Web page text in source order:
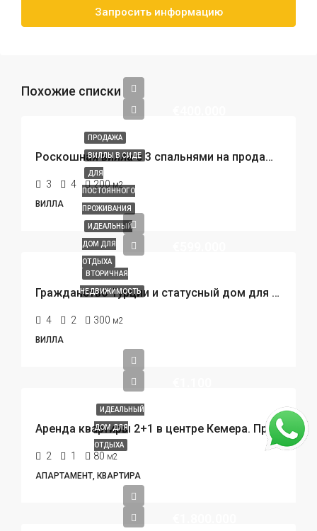
Запросить информацию
Похожие списки
ПРОДАЖА
ВИЛЛЫ В СИДЕ
ДЛЯ
ПОСТОЯННОГО
ПРОЖИВАНИЯ
ИДЕАЛЬНЫЙ
ДОМ ДЛЯ
ОТДЫХА
Роскошная вилла с 3 спальнями на продажу в Сиде — частный бассейн и вид на Таврские горы
3 4 200 м2
ВИЛЛА
ВТОРИЧНАЯ
НЕДВИЖИМОСТЬ Гражданство Турции и статусный дом для семьи всего в 800 метрах от пляжа. Редкое предложение.
4 2 300 м2
ВИЛЛА
ИДЕАЛЬНЫЙ
ДОМ ДЛЯ
ОТДЫХА
Аренда квартиры 2+1 в центре Кемера. Прайм-локация, 300 метров до пляжа.
2 1 80 м2
АПАРТАМЕНТ, КВАРТИРА